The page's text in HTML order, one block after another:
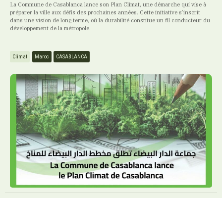
La Commune de Casablanca lance son Plan Climat, une démarche qui vise à
préparer la ville aux défis des prochaines années. Cette initiative s’inscrit
dans une vision de long terme, où la durabilité constitue un fil conducteur du
développement de la métropole.
Climat Maroc CASABLANCA